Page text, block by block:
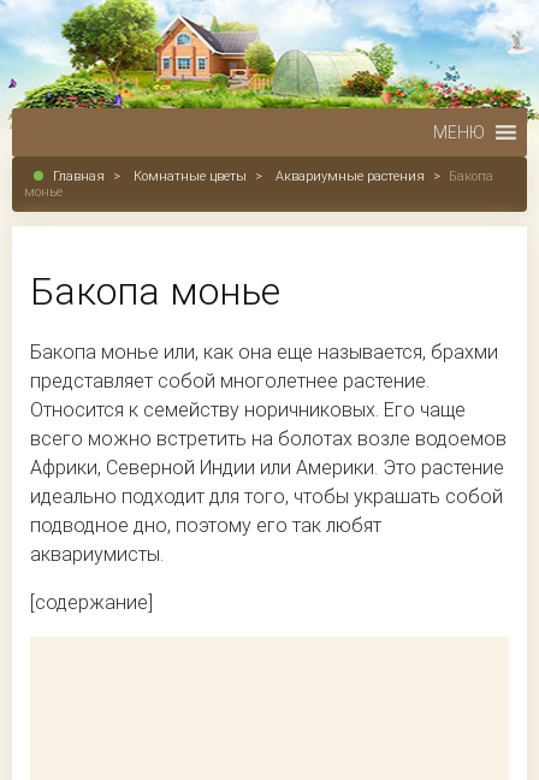
МЕНЮ
Главная > Комнатные цветы > Аквариумные растения >
Бакопа
монье
Бакопа монье
Бакопа монье или, как она еще называется, брахми
представляет собой многолетнее растение.
Относится к семейству норичниковых. Его чаще
всего можно встретить на болотах возле водоемов
Африки, Северной Индии или Америки. Это растение
идеально подходит для того, чтобы украшать собой
подводное дно, поэтому его так любят
аквариумисты.
[содержание]